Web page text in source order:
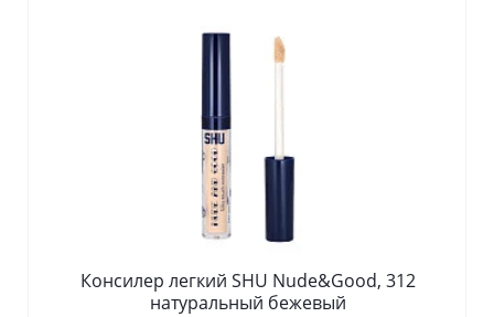
Консилер легкий SHU Nude&Good, 312
натуральный бежевый